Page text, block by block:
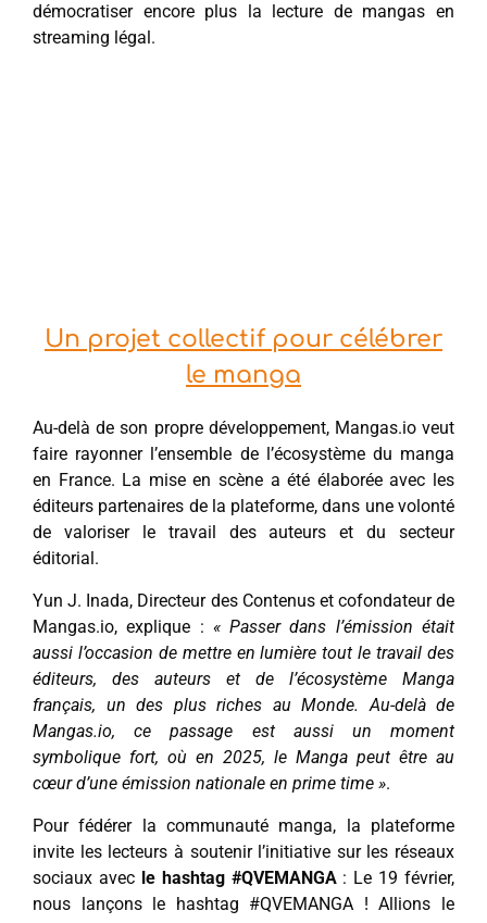
démocratiser encore plus la lecture de mangas en
streaming légal.
Un projet collectif pour célébrer
le manga
Au-delà de son propre développement, Mangas.io veut
faire rayonner l’ensemble de l’écosystème du manga
en France. La mise en scène a été élaborée avec les
éditeurs partenaires de la plateforme, dans une volonté
de valoriser le travail des auteurs et du secteur
éditorial.
Yun J. Inada, Directeur des Contenus et cofondateur de
Mangas.io, explique : « Passer dans l’émission était
aussi l’occasion de mettre en lumière tout le travail des
éditeurs, des auteurs et de l’écosystème Manga
français, un des plus riches au Monde. Au-delà de
Mangas.io, ce passage est aussi un moment
symbolique fort, où en 2025, le Manga peut être au
cœur d’une émission nationale en prime time ».
Pour fédérer la communauté manga, la plateforme
invite les lecteurs à soutenir l’initiative sur les réseaux
sociaux avec le hashtag #QVEMANGA: Le 19 février,
nous lançons le hashtag #QVEMANGA ! Allions le